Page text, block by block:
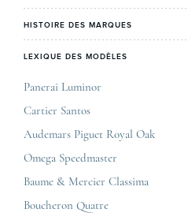
Notre expertise
On parle de nous
Carrières
Conditions générales de vente
Mentions légales
Politique de confidentialité
Plan du site
Lyon
Corner Maty Nantes
Corner Maty Strasbourg
Corner Maty Toulouse
Corner Maty Besançon Kennedy
HISTOIRE DES MARQUES
Rolex
Omega
IWC
LEXIQUE DES MODÈLES
Panerai Luminor
Cartier Santos
Audemars Piguet Royal Oak
Omega Speedmaster
Baume & Mercier Classima
Boucheron Quatre